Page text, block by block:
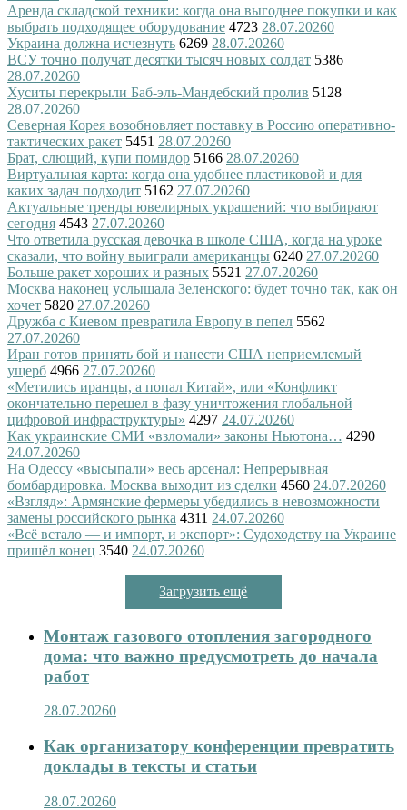
Аренда складской техники: когда она выгоднее покупки и как
выбрать подходящее оборудование 4723 28.07.20260
Украина должна исчезнуть 6269 28.07.20260
ВСУ точно получат десятки тысяч новых солдат 5386
28.07.20260
Хуситы перекрыли Баб-эль-Мандебский пролив 5128
28.07.20260
Северная Корея возобновляет поставку в Россию оперативно-
тактических ракет 5451 28.07.20260
Брат, слющий, купи помидор 5166 28.07.20260
Виртуальная карта: когда она удобнее пластиковой и для
каких задач подходит 5162 27.07.20260
Актуальные тренды ювелирных украшений: что выбирают
сегодня 4543 27.07.20260
Что ответила русская девочка в школе США, когда на уроке
сказали, что войну выиграли американцы 6240 27.07.20260
Больше ракет хороших и разных 5521 27.07.20260
Москва наконец услышала Зеленского: будет точно так, как он
хочет 5820 27.07.20260
Дружба с Киевом превратила Европу в пепел 5562
27.07.20260
Иран готов принять бой и нанести США неприемлемый
ущерб 4966 27.07.20260
«Метились иранцы, а попал Китай», или «Конфликт
окончательно перешел в фазу уничтожения глобальной
цифровой инфраструктуры» 4297 24.07.20260
Как украинские СМИ «взломали» законы Ньютона… 4290
24.07.20260
На Одессу «высыпали» весь арсенал: Непрерывная
бомбардировка. Москва выходит из сделки 4560 24.07.20260
«Взгляд»: Армянские фермеры убедились в невозможности
замены российского рынка 4311 24.07.20260
«Всё встало — и импорт, и экспорт»: Судоходству на Украине
пришёл конец 3540 24.07.20260
Загрузить ещё
Монтаж газового отопления загородного
дома: что важно предусмотреть до начала
работ
28.07.20260
Как организатору конференции превратить
доклады в тексты и статьи
28.07.20260